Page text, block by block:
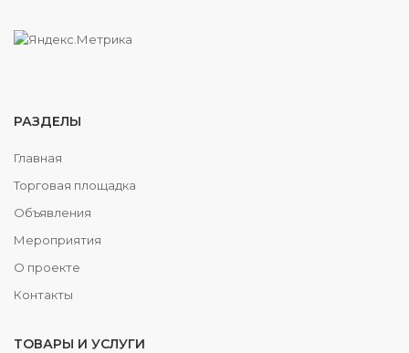
РАЗДЕЛЫ
Главная
Торговая площадка
Объявления
Мероприятия
О проекте
Контакты
ТОВАРЫ И УСЛУГИ